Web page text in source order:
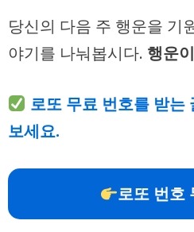
당신의 다음 주 행운을 기
야기를 나눠봅시다. 행운
로또 무료 번호를 받는
보세요.
로또 번호